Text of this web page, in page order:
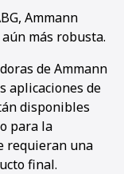
Ammann
más robusta.
de Ammann
aplicaciones de
disponibles
para la
requieran una
final.